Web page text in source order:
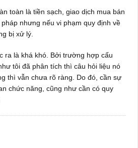
toàn là tiền sạch, giao dịch mua bán
nhưng nếu vi phạm quy định về
bị xử lý.
ra là khá khó. Bởi trường hợp cấu
tôi đã phân tích thì câu hỏi liệu nó
thì vẫn chưa rõ ràng. Do đó, cần sự
chức năng, cũng như cần có quy